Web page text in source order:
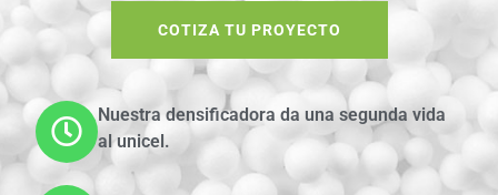
COTIZA TU PROYECTO
Nuestra densificadora da una segunda vida
al unicel.